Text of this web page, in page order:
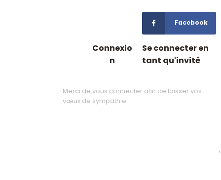
Facebook
Connexio
n
Se connecter en
tant qu'invité